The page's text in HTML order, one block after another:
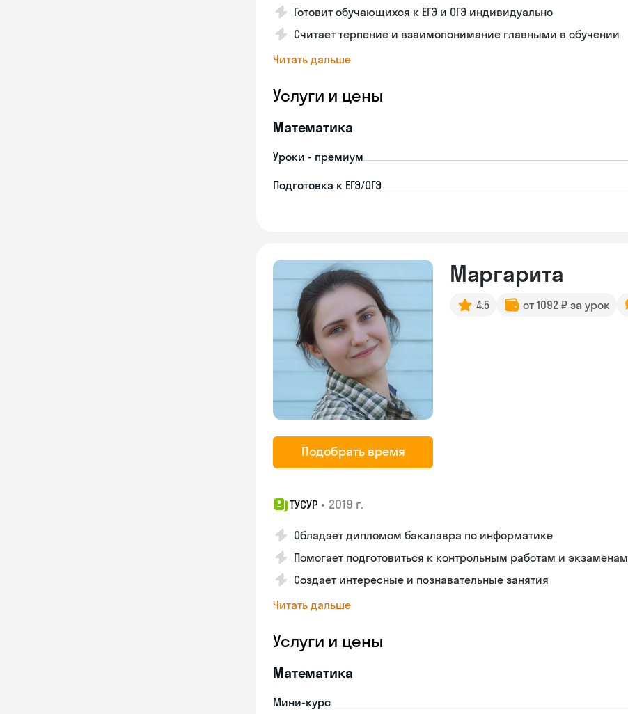
Готовит обучающихся к ЕГЭ и ОГЭ индивидуально
Считает терпение и взаимопонимание главными в обучении
Читать дальше
Услуги и цены
Математика
Уроки - премиум
Подготовка к ЕГЭ/ОГЭ
Подобрать время
Маргарита
4.5 от 1092 ₽ за урок
ТУСУР • 2019 г.
Обладает дипломом бакалавра по информатике
Помогает подготовиться к контрольным работам и экзаменам
Создает интересные и познавательные занятия
Читать дальше
Услуги и цены
Математика
Мини-курс